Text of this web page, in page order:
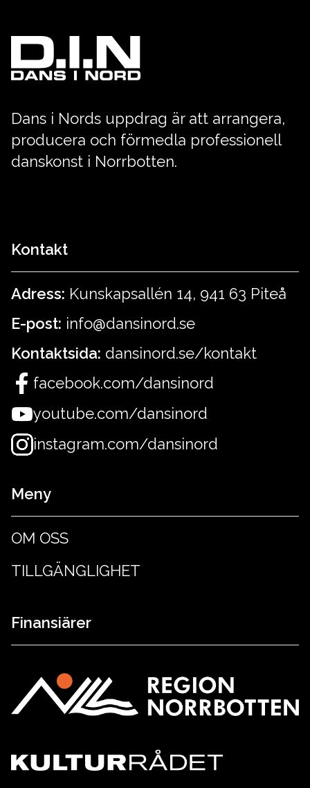
Dans i Nords uppdrag är att arrangera,
producera och förmedla professionell
danskonst i Norrbotten.
Kontakt
Adress: Kunskapsallén 14, 941 63 Piteå
E-post: info@dansinord.se
Kontaktsida: dansinord.se/kontakt
facebook.com/dansinord
youtube.com/dansinord
instagram.com/dansinord
Meny
OM OSS
TILLGÄNGLIGHET
Finansiärer